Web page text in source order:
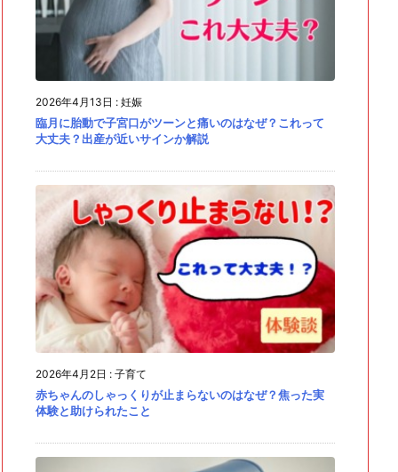
2026年4月13日 : 妊娠
臨月に胎動で子宮口がツーンと痛いのはなぜ？これって
大丈夫？出産が近いサインか解説
2026年4月2日 : 子育て
赤ちゃんのしゃっくりが止まらないのはなぜ？焦った実
体験と助けられたこと